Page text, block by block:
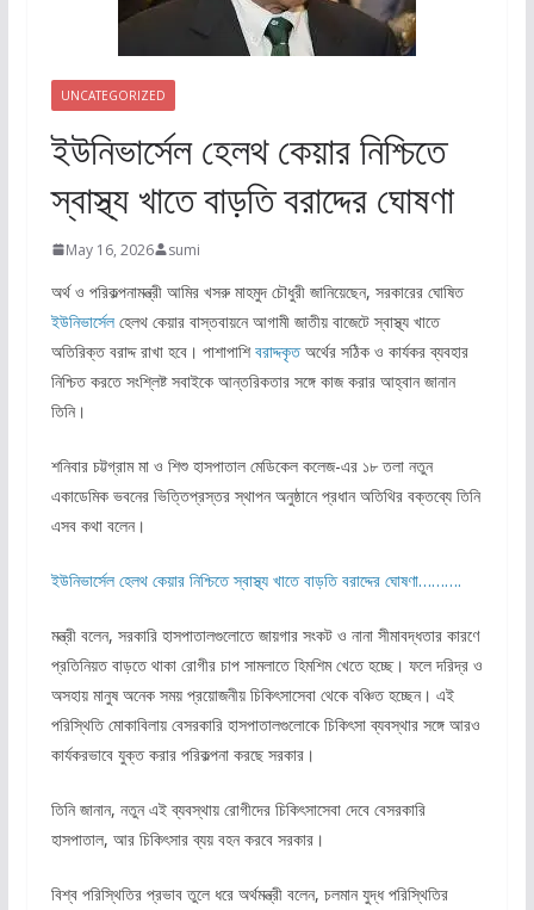
UNCATEGORIZED
ইউনিভার্সেল হেলথ কেয়ার নিশ্চিতে
স্বাস্থ্য খাতে বাড়তি বরাদ্দের ঘোষণা
May 16, 2026 sumi
অর্থ ও পরিকল্পনামন্ত্রী আমির খসরু মাহমুদ চৌধুরী জানিয়েছেন, সরকারের ঘোষিত
ইউনিভার্সেলহেলথ কেয়ার বাস্তবায়নে আগামী জাতীয় বাজেটে স্বাস্থ্য খাতে
অতিরিক্ত বরাদ্দ রাখা হবে। পাশাপাশিবরাদ্দকৃতঅর্থের সঠিক ও কার্যকর ব্যবহার
নিশ্চিত করতে সংশ্লিষ্ট সবাইকে আন্তরিকতার সঙ্গে কাজ করার আহ্বান জানান
তিনি।
শনিবার চট্টগ্রাম মা ও শিশু হাসপাতাল মেডিকেল কলেজ-এর ১৮ তলা নতুন
একাডেমিক ভবনের ভিত্তিপ্রস্তর স্থাপন অনুষ্ঠানে প্রধান অতিথির বক্তব্যে তিনি
এসব কথা বলেন।
ইউনিভার্সেল হেলথ কেয়ার নিশ্চিতে স্বাস্থ্য খাতে বাড়তি বরাদ্দের ঘোষণা……….
মন্ত্রী বলেন, সরকারি হাসপাতালগুলোতে জায়গার সংকট ও নানা সীমাবদ্ধতার কারণে
প্রতিনিয়ত বাড়তে থাকা রোগীর চাপ সামলাতে হিমশিম খেতে হচ্ছে। ফলে দরিদ্র ও
অসহায় মানুষ অনেক সময় প্রয়োজনীয় চিকিৎসাসেবা থেকে বঞ্চিত হচ্ছেন। এই
পরিস্থিতি মোকাবিলায় বেসরকারি হাসপাতালগুলোকে চিকিৎসা ব্যবস্থার সঙ্গে আরও
কার্যকরভাবে যুক্ত করার পরিকল্পনা করছে সরকার।
তিনি জানান, নতুন এই ব্যবস্থায় রোগীদের চিকিৎসাসেবা দেবে বেসরকারি
হাসপাতাল, আর চিকিৎসার ব্যয় বহন করবে সরকার।
বিশ্ব পরিস্থিতির প্রভাব তুলে ধরে অর্থমন্ত্রী বলেন, চলমান যুদ্ধ পরিস্থিতির